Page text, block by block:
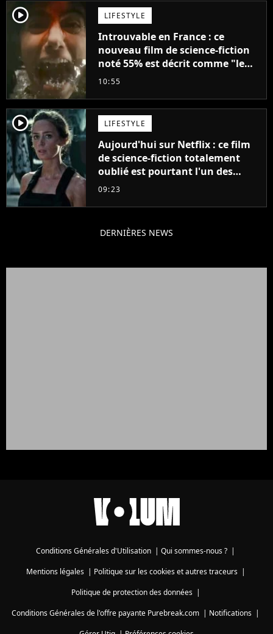
player2 LIFESTYLE
Introuvable en France : ce
nouveau film de science-fiction
noté 55% est décrit comme "le
plus stupide de l'année"
10:55
player2 LIFESTYLE
Aujourd'hui sur Netflix : ce film
de science-fiction totalement
oublié est pourtant l'un des
meilleurs des années 2010
09:23
DERNIÈRES NEWS
Conditions Générales d'Utilisation | Qui sommes-nous ? |
Mentions légales| Politique sur les cookies et autres traceurs|
Politique de protection des données|
Conditions Générales de l'offre payante Purebreak.com | Notifications |